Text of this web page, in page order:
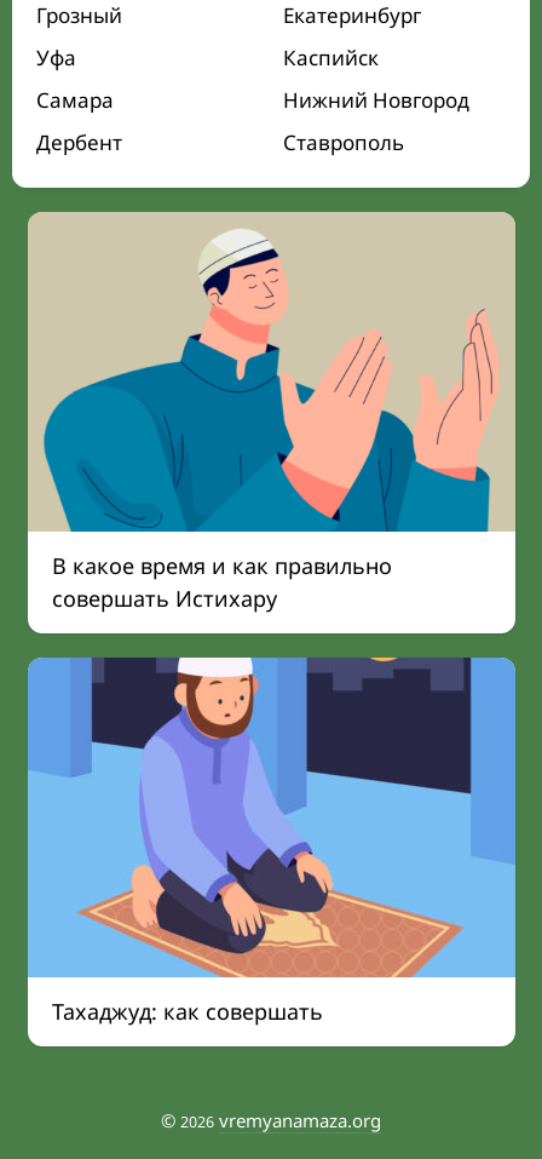
Грозный
Екатеринбург
Уфа
Каспийск
Самара
Нижний Новгород
Дербент
Ставрополь
В какое время и как правильно
совершать Истихару
Тахаджуд: как совершать
© 2026 vremyanamaza.org